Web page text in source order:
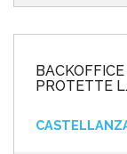
PROTETTE